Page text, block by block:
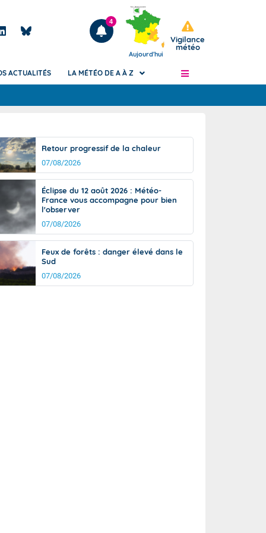
Articles
4
Aujourd'hui
Vigilance
météo
de
Phénomènes dangereux de J+2 à J+7
Avertissement pluies intenses à l'échelle
des communes (Apic)
Bulletins Marine
Bulletins d'estimation du risque
d'avalanche
Météo des forêts
Vigicrues
ACTUALITÉS LA MÉTÉO DE A À Z
Retour progressif de la chaleur
07/08/2026
Éclipse du 12 août 2026 : Météo-
France vous accompagne pour bien
l'observer
07/08/2026
Feux de forêts : danger élevé dans le
Sud
07/08/2026